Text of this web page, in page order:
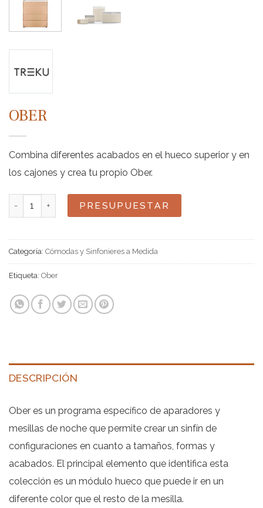
OBER
Combina diferentes acabados en el hueco superior y en
los cajones y crea tu propio Ober.
Ober cantidad PRESUPUESTAR
Categoría: Cómodas y Sinfonieres a Medida
Etiqueta: Ober
DESCRIPCIÓN
Ober es un programa específico de aparadores y
mesillas de noche que permite crear un sinfín de
configuraciones en cuanto a tamaños, formas y
acabados. El principal elemento que identifica esta
colección es un módulo hueco que puede ir en un
diferente color que el resto de la mesilla.